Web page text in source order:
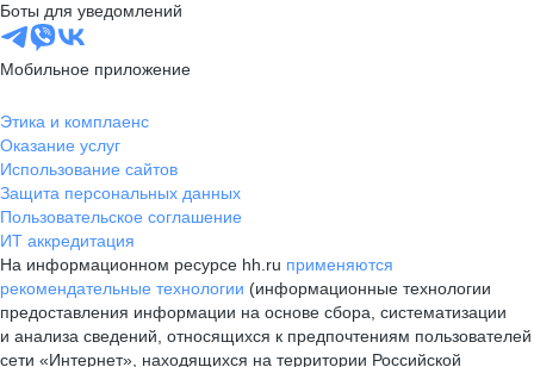
Боты для уведомлений
Мобильное приложение
Этика и комплаенс
Оказание услуг
Использование сайтов
Защита персональных данных
Пользовательское соглашение
ИТ аккредитация
На информационном ресурсе hh.ru применяются
рекомендательные технологии (информационные технологии
предоставления информации на основе сбора, систематизации
и анализа сведений, относящихся к предпочтениям пользователей
сети «Интернет», находящихся на территории Российской